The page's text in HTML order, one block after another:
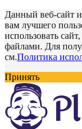
Данный веб-сайт
вам лучшего
использовать
файлами. Для
см.Политика
Принять